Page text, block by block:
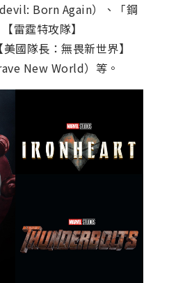
Born Again）、「鋼
雷霆特攻隊】
國隊長：無畏新世界】
New World）等。